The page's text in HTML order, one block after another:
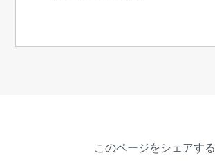
このページをシェアする